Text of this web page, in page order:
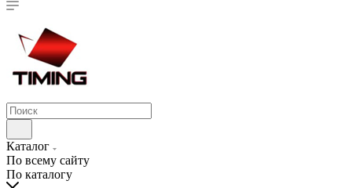
Каталог
По всему сайту
По каталогу